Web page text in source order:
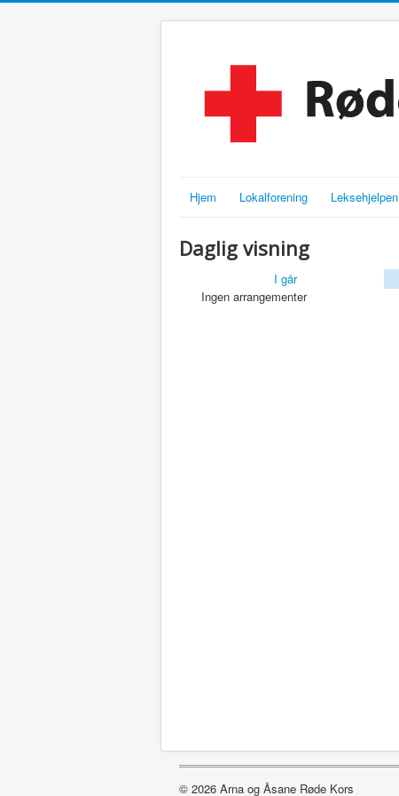
Hjem Lokalforening Leksehjelpen
Daglig visning
I går
Ingen arrangementer
© 2026 Arna og Åsane Røde Kors